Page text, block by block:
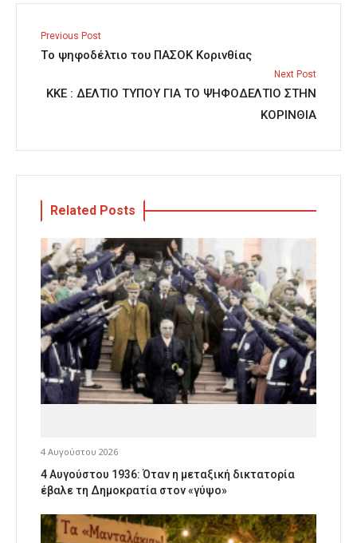
Previous Post
Τo ψηφοδέλτιο του ΠΑΣΟΚ Κορινθίας
Next Post
ΚΚΕ : ΔΕΛΤΙΟ ΤΥΠΟΥ ΓΙΑ ΤΟ ΨΗΦΟΔΕΛΤΙΟ ΣΤΗΝ
ΚΟΡΙΝΘΙΑ
Related Posts
4 Αυγούστου 2026
4 Αυγούστου 1936: Όταν η μεταξική δικτατορία
έβαλε τη Δημοκρατία στον «γύψο»